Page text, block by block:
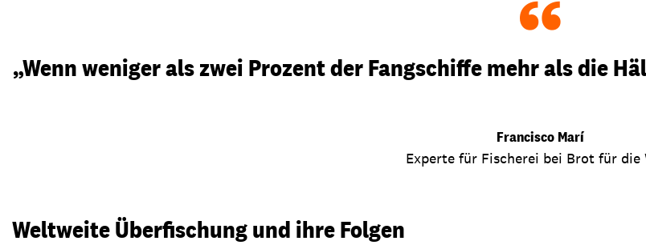
“
„Wenn weniger als zwei Prozent der Fangschiffe mehr als die
Francisco Marí
Experte für Fischerei bei Brot für die
Weltweite Überfischung und ihre Folgen